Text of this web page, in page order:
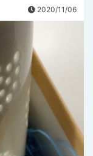
2020/11/06